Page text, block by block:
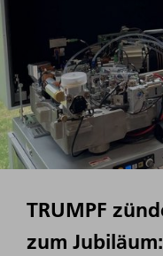
TRUMPF
zum